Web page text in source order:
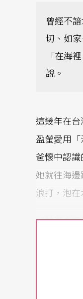
曾經不
切、如
「在海
說。
這幾年在
盈螢愛用
爸懷中認
她就往海
浪打，泡
以前還會
往，彼此
出發也沒
車直奔白
獨處的時